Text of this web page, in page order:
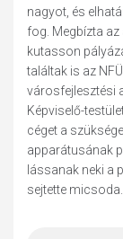
nagyot, és
fog. Megbízta az
kutasson
találtak is az
városfejlesztési
Képviselő-
céget a
apparátusának
lássanak neki a
sejtette micsoda...